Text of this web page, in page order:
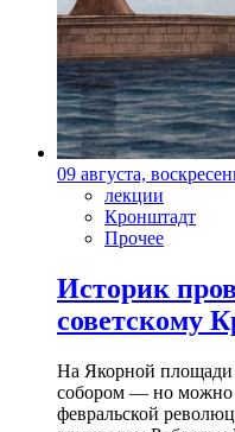
09 августа,
лекции
Кронштадт
Прочее
Историк
советскому
На Якорной
собором — но можно
февральской